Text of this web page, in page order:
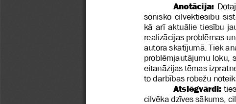
  Anotācija:
sonisko cilvēktiesību
kā arī aktuālie tiesību
realizācijas problēmas
autora skatījumā. Tiek
problēmjautājumu loku,
eitanāzijas tēmas
to darbības robežu
Atslēgvārdi:
cilvēka dzīves sākums,